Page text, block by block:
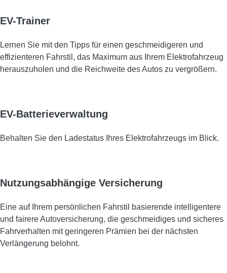
EV-Trainer
Lernen Sie mit den Tipps für einen geschmeidigeren und
effizienteren Fahrstil, das Maximum aus Ihrem Elektrofahrzeug
herauszuholen und die Reichweite des Autos zu vergrößern.
EV-Batterieverwaltung
Behalten Sie den Ladestatus Ihres Elektrofahrzeugs im Blick.
Nutzungsabhängige Versicherung
Eine auf Ihrem persönlichen Fahrstil basierende intelligentere
und fairere Autoversicherung, die geschmeidiges und sicheres
Fahrverhalten mit geringeren Prämien bei der nächsten
Verlängerung belohnt.